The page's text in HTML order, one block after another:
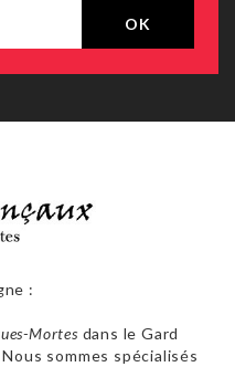
:
Mortes dans le Gard
sommes spécialisés